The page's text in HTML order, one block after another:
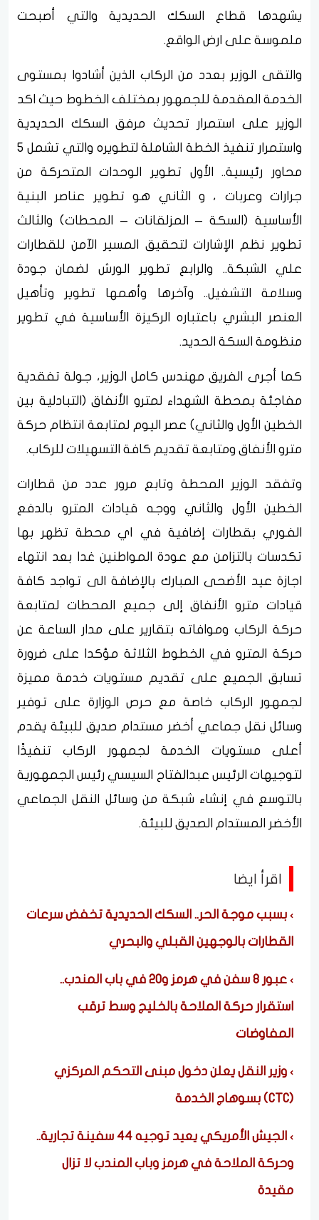
يشهدها قطاع السكك الحديدية والتي أصبحت
ملموسة على ارض الواقع.
والتقى الوزير بعدد من الركاب الذين أشادوا بمستوى
الخدمة المقدمة للجمهور بمختلف الخطوط حيث اكد
الوزير على استمرار تحديث مرفق السكك الحديدية
واستمرار تنفيذ الخطة الشاملة لتطويره والتي تشمل 5
محاور رئيسية.. الأول تطوير الوحدات المتحركة من
جرارات وعربات ، و الثاني هو تطوير عناصر البنية
الأساسية (السكة – المزلقانات – المحطات) والثالث
تطوير نظم الإشارات لتحقيق المسير الآمن للقطارات
علي الشبكة.. والرابع تطوير الورش لضمان جودة
وسلامة التشغيل.. وآخرها وأهمها تطوير وتأهيل
العنصر البشري باعتباره الركيزة الأساسية في تطوير
منظومة السكة الحديد.
كما أجرى الفريق مهندس كامل الوزير، جولة تفقدية
مفاجئة بمحطة الشهداء لمترو الأنفاق (التبادلية بين
الخطين الأول والثاني) عصر اليوم لمتابعة انتظام حركة
مترو الأنفاق ومتابعة تقديم كافة التسهيلات للركاب.
وتفقد الوزير المحطة وتابع مرور عدد من قطارات
الخطين الأول والثاني ووجه قيادات المترو بالدفع
الفوري بقطارات إضافية في اي محطة تظهر بها
تكدسات بالتزامن مع عودة المواطنين غدا بعد انتهاء
اجازة عيد الأضحى المبارك بالإضافة الى تواجد كافة
قيادات مترو الأنفاق إلى جميع المحطات لمتابعة
حركة الركاب وموافاته بتقارير على مدار الساعة عن
حركة المترو في الخطوط الثلاثة مؤكدا على ضرورة
تسابق الجميع على تقديم مستويات خدمة مميزة
لجمهور الركاب خاصة مع حرص الوزارة على توفير
وسائل نقل جماعي أخضر مستدام صديق للبيئة يقدم
أعلى مستويات الخدمة لجمهور الركاب تنفيذًا
لتوجيهات الرئيس عبدالفتاح السيسي رئيس الجمهورية
بالتوسع في إنشاء شبكة من وسائل النقل الجماعي
الأخضر المستدام الصديق للبيئة.
اقرأ ايضا
بسبب موجة الحر.. السكك الحديدية تخفض سرعات
القطارات بالوجهين القبلي والبحري
عبور 8 سفن في هرمز و20 في باب المندب..
استقرار حركة الملاحة بالخليج وسط ترقب
المفاوضات
وزير النقل يعلن دخول مبنى التحكم المركزي
(CTC) بسوهاج الخدمة
الجيش الأمريكي يعيد توجيه 44 سفينة تجارية..
وحركة الملاحة في هرمز وباب المندب لا تزال
مقيدة